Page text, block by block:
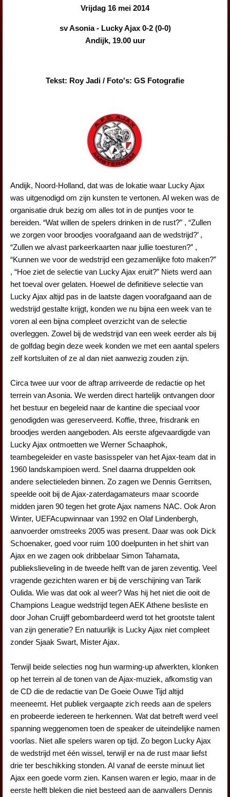
Vrijdag 16 mei 2014
sv Asonia - Lucky Ajax 0-2 (0-0)
Andijk, 19.00 uur
Tekst: Roy Jadi / Foto's: GS Fotografie
Andijk, Noord-Holland, dat was de lokatie waar Lucky Ajax
was uitgenodigd om zijn kunsten te vertonen. Al weken was de
organisatie druk bezig om alles tot in de puntjes voor te
bereiden. “Wat willen de spelers drinken in de rust?” , “Zullen
we zorgen voor broodjes voorafgaand aan de wedstrijd?’ ,
“Zullen we alvast parkeerkaarten naar jullie toesturen?” ,
“Kunnen we voor de wedstrijd een gezamenlijke foto maken?”
, “Hoe ziet de selectie van Lucky Ajax eruit?” Niets werd aan
het toeval over gelaten. Hoewel de definitieve selectie van
Lucky Ajax altijd pas in de laatste dagen voorafgaand aan de
wedstrijd gestalte krijgt, konden we nu bijna een week van te
voren al een bijna compleet overzicht van de selectie
overleggen. Zowel bij de wedstrijd van een week eerder als bij
de golfdag begin deze week konden we met een aantal spelers
zelf kortsluiten of ze al dan niet aanwezig zouden zijn.
Circa twee uur voor de aftrap arriveerde de redactie op het
terrein van Asonia. We werden direct hartelijk ontvangen door
het bestuur en begeleid naar de kantine die speciaal voor
genodigden was gereserveerd. Koffie, three, frisdrank en
broodjes werden aangeboden. Als eerste afgevaardigde van
Lucky Ajax ontmoetten we Werner Schaaphok,
teambegeleider en vaste basisspeler van het Ajax-team dat in
1960 landskampioen werd. Snel daarna druppelden ook
andere selectieleden binnen. Zo zagen we Dennis Gerritsen,
speelde ooit bij de Ajax-zaterdagamateurs maar scoorde
midden jaren 90 tegen het grote Ajax namens NAC. Ook Aron
Winter, UEFAcupwinnaar van 1992 en Olaf Lindenbergh,
aanvoerder omstreeks 2005 was present. Daar was ook Dick
Schoenaker, goed voor ruim 100 doelpunten in het shirt van
Ajax en we zagen ook dribbelaar Simon Tahamata,
publiekslieveling in de tweede helft van de jaren zeventig. Veel
vragende gezichten waren er bij de verschijning van Tarik
Oulida. Wie was dat ook al weer? Was hij het niet die ooit de
Champions League wedstrijd tegen AEK Athene besliste en
door Johan Cruijff gebombardeerd werd tot het grootste talent
van zijn generatie? En natuurlijk is Lucky Ajax niet compleet
zonder Sjaak Swart, Mister Ajax.
Terwijl beide selecties nog hun warming-up afwerkten, klonken
op het terrein al de tonen van de Ajax-muziek, afkomstig van
de CD die de redactie van De Goeie Ouwe Tijd altijd
meeneemt. Het publiek vergaapte zich reeds aan de spelers
en probeerde iedereen te herkennen. Wat dat betreft werd veel
spanning weggenomen toen de speaker de uiteindelijke namen
voorlas. Niet alle spelers waren op tijd. Zo begon Lucky Ajax
de wedstrijd met één wissel, terwijl er na de rust maar liefst
drie ter beschikking stonden. Al vanaf de eerste minuut liet
Ajax een goede vorm zien. Kansen waren er legio, maar in de
eerste helft bleken die niet besteed aan de aanvallers Dennis